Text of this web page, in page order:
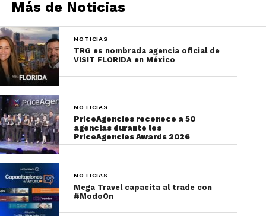
Más de Noticias
NOTICIAS
TRG es nombrada agencia oficial de
VISIT FLORIDA en México
NOTICIAS
PriceAgencies reconoce a 50
agencias durante los
PriceAgencies Awards 2026
NOTICIAS
Mega Travel capacita al trade con
#ModoOn